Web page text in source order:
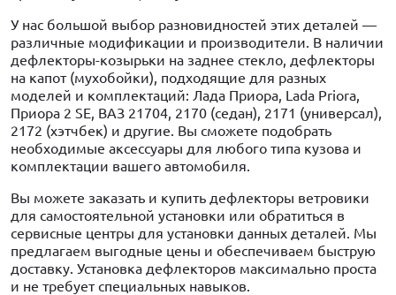
У нас большой выбор разновидностей этих деталей —
различные модификации и производители. В наличии
дефлекторы-козырьки на заднее стекло, дефлекторы
на капот (мухобойки), подходящие для разных
моделей и комплектаций: Лада Приора, Lada Priora,
Приора 2 SE, ВАЗ 21704, 2170 (седан), 2171 (универсал),
2172 (хэтчбек) и другие. Вы сможете подобрать
необходимые аксессуары для любого типа кузова и
комплектации вашего автомобиля.
Вы можете заказать и купить дефлекторы ветровики
для самостоятельной установки или обратиться в
сервисные центры для установки данных деталей. Мы
предлагаем выгодные цены и обеспечиваем быструю
доставку. Установка дефлекторов максимально проста
и не требует специальных навыков.